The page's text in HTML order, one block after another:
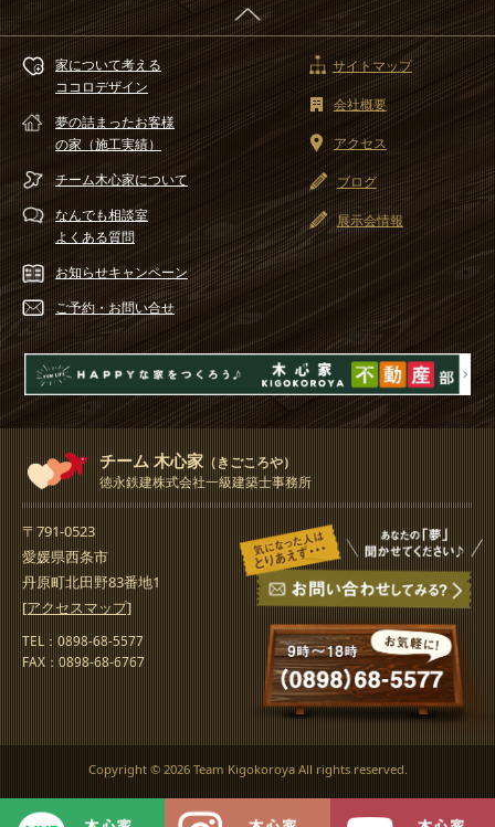
家について考える
ココロデザイン
夢の詰まったお客様
の家（施工実績）
チーム木心家について
なんでも相談室
よくある質問
お知らせキャンペーン
ご予約・ お問い合せ
サイトマップ
会社概要
アクセス
ブログ
展示会情報
チーム 木心家 （きごころや）
徳永鉄建株式会社一級建築士事務所
〒791-0523
愛媛県西条市
丹原町北田野83番地1
[アクセスマップ]
TEL：0898-68-5577
FAX：0898-68-6767
Copyright © 2026 Team Kigokoroya All rights reserved.